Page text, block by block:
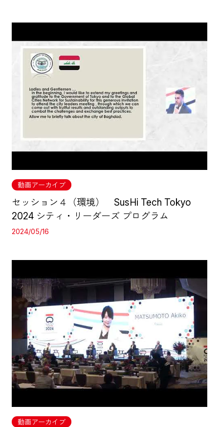
動画アーカイブ
セッション４（環境） SusHi Tech Tokyo
2024 シティ・リーダーズ プログラム
2024/05/16
動画アーカイブ